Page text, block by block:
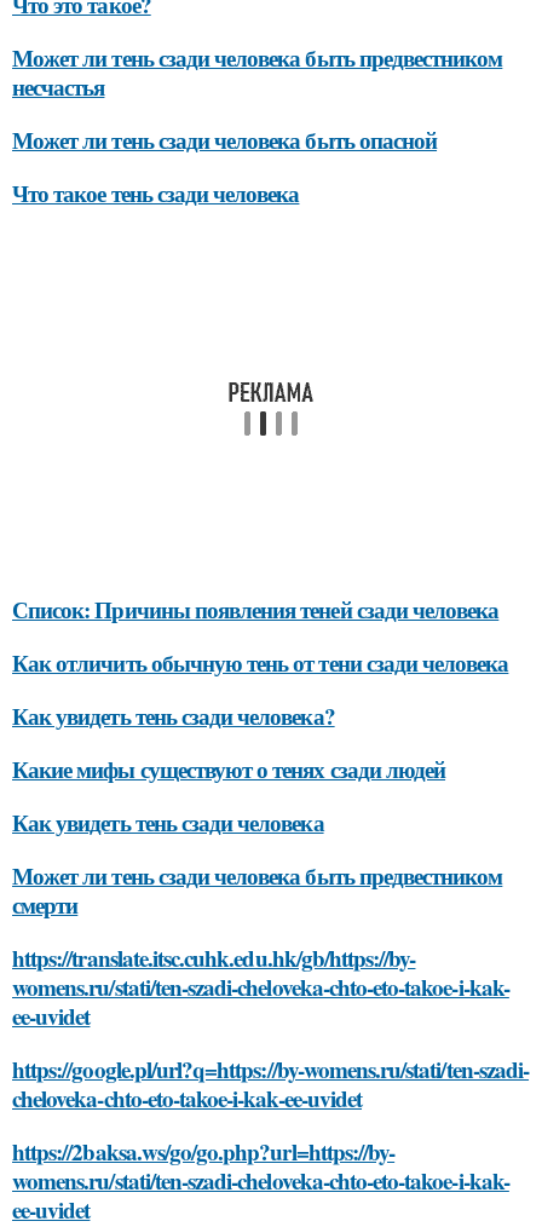
Может ли тень сзади человека быть предвестником
несчастья
Может ли тень сзади человека быть опасной
Что такое тень сзади человека
Список: Причины появления теней сзади человека
Как отличить обычную тень от тени сзади человека
Как увидеть тень сзади человека?
Какие мифы существуют о тенях сзади людей
Как увидеть тень сзади человека
Может ли тень сзади человека быть предвестником
смерти
https://translate.itsc.cuhk.edu.hk/gb/https://by-
womens.ru/stati/ten-szadi-cheloveka-chto-eto-takoe-i-kak-
ee-uvidet
https://google.pl/url?q=https://by-womens.ru/stati/ten-szadi-
cheloveka-chto-eto-takoe-i-kak-ee-uvidet
https://2baksa.ws/go/go.php?url=https://by-
womens.ru/stati/ten-szadi-cheloveka-chto-eto-takoe-i-kak-
ee-uvidet